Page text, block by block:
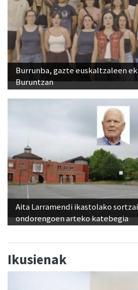
Burrunba, gazte euskaltzaleen
Buruntzan
Aita Larramendi ikastolako
ondorengoen arteko katebegia
Ikusienak